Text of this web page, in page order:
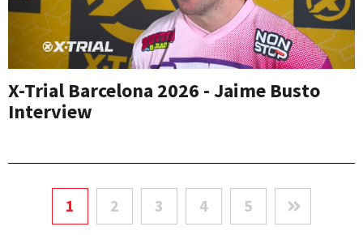
X-Trial Barcelona 2026 - Jaime Busto
Interview
1 2 3 4 5